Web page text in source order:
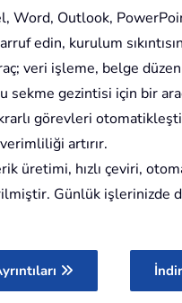
Word, Outlook,
edin, kurulum
veri işleme, belge
gezintisi için bir
görevleri
artırır.
üretimi, hızlı çeviri,
Günlük işlerinizde
İndir